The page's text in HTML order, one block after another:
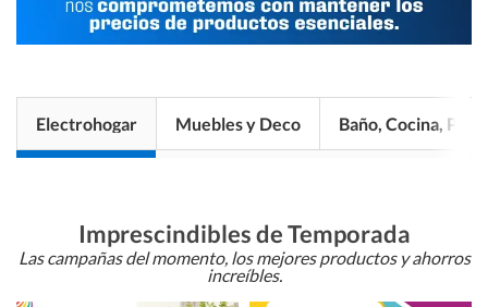
Electrohogar Muebles y Deco Baño, Cocina, Pisos
Imprescindibles de Temporada
Las campañas del momento, los mejores productos y ahorros
increíbles.